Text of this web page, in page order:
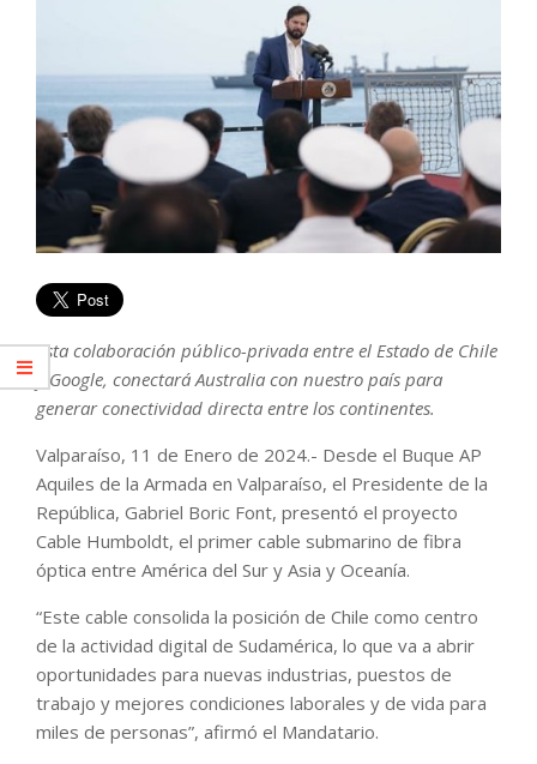
Esta colaboración público-privada entre el Estado de Chile
y Google, conectará Australia con nuestro país para
generar conectividad directa entre los continentes.
Valparaíso, 11 de Enero de 2024.- Desde el Buque AP
Aquiles de la Armada en Valparaíso, el Presidente de la
República, Gabriel Boric Font, presentó el proyecto
Cable Humboldt, el primer cable submarino de fibra
óptica entre América del Sur y Asia y Oceanía.
“Este cable consolida la posición de Chile como centro
de la actividad digital de Sudamérica, lo que va a abrir
oportunidades para nuevas industrias, puestos de
trabajo y mejores condiciones laborales y de vida para
miles de personas”, afirmó el Mandatario.